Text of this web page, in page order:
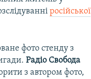
російської
фото стенду з
Радіо Свобода
з автором фото,